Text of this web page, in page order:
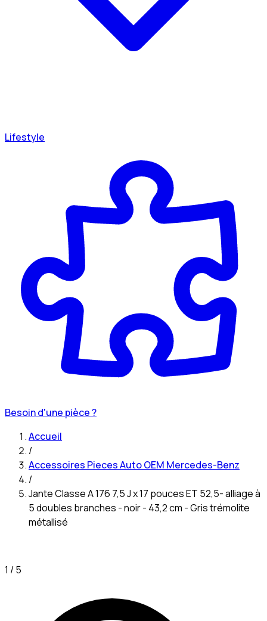
Lifestyle
Besoin d'une pièce ?
Accueil
/
Accessoires Pieces Auto OEM Mercedes-Benz
/
Jante Classe A 176 7,5 J x 17 pouces ET 52,5- alliage à
5 doubles branches - noir - 43,2 cm - Gris trémolite
métallisé
1 /5